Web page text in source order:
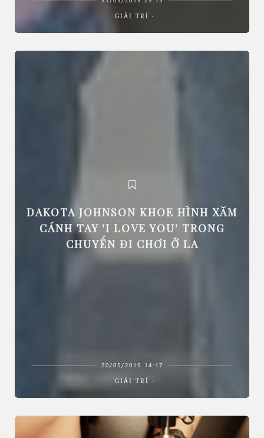
GIẢI TRÍ
DAKOTA JOHNSON KHOE HÌNH XĂM
CÁNH TAY 'I LOVE YOU' TRONG
CHUYẾN ĐI CHƠI Ở LA
20/05/2019 14:17
GIẢI TRÍ